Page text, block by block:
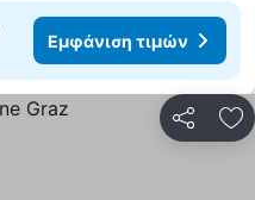
Εμφάνιση τιμών